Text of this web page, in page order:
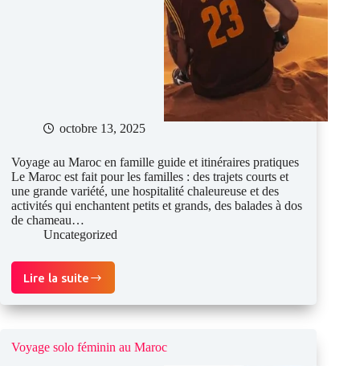
octobre 13, 2025
Voyage au Maroc en famille guide et itinéraires pratiques
Le Maroc est fait pour les familles : des trajets courts et
une grande variété, une hospitalité chaleureuse et des
activités qui enchantent petits et grands, des balades à dos
de chameau…
Uncategorized
Lire la suite
Voyage
au
Maroc
enfants:
Voyage solo féminin au Maroc